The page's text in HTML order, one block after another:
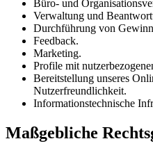
Büro- und
Verwaltung und
Durchführung von
Feedback.
Marketing.
Profile mit
Bereitstellung unseres
Nutzerfreundlichkeit.
Informationstechnische
Maßgebliche